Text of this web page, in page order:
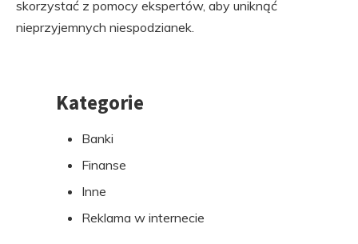
skorzystać z pomocy ekspertów, aby uniknąć
nieprzyjemnych niespodzianek.
PrzejdźKategorie
Banki
Finanse
Inne
Reklama w internecie